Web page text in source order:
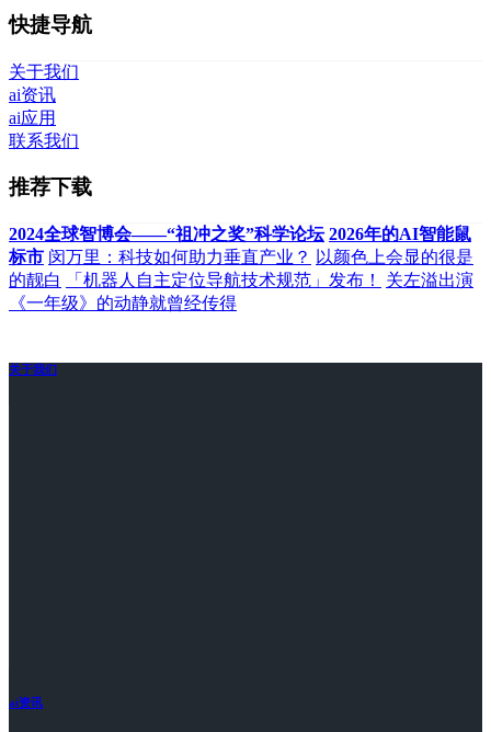
快捷导航
关于我们
ai资讯
ai应用
联系我们
推荐下载
2024全球智博会——“祖冲之奖”科学论坛 2026年的AI智能鼠
标市 闵万里：科技如何助力垂直产业？
以颜色上会显的很是
的靓白
「机器人自主定位导航技术规范」发布！
关左溢出演
《一年级》的动静就曾经传得
关于我们
ai资讯